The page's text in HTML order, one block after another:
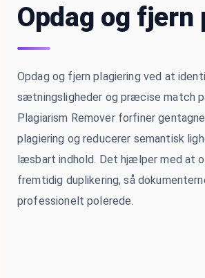
Opdag og fjern
Opdag og fjern plagiering ved at
sætningsligheder og præcise match
Plagiarism Remover forfiner
plagiering og reducerer semantisk
læsbart indhold. Det hjælper med at
fremtidig duplikering, så
professionelt polerede.